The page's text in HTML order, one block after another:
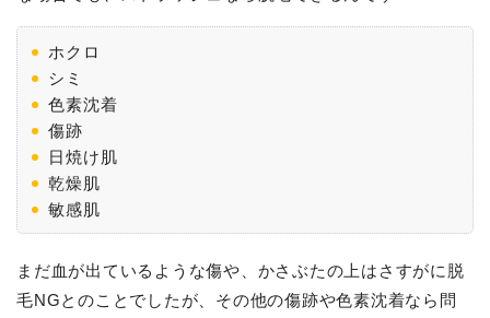
ホクロ
シミ
色素沈着
傷跡
日焼け肌
乾燥肌
敏感肌
まだ血が出ているような傷や、かさぶたの上はさすがに脱
毛NGとのことでしたが、その他の傷跡や色素沈着なら問